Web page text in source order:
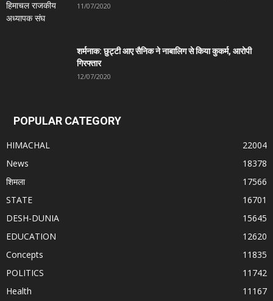
11/07/2020
शर्मनाक: छुट्टी आए सैनिक ने नाबालिग से किया कुकर्म, आरोपी
गिरफ्तार
12/07/2020
POPULAR CATEGORY
HIMACHAL
22004
News
18378
शिमला
17566
STATE
16701
DESH-DUNIA
15645
EDUCATION
12620
Concepts
11835
POLITICS
11742
Health
11167